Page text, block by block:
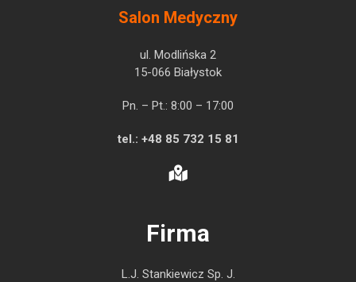
Salon Medyczny
ul. Modlińska 2
15-066 Białystok
Pn. – Pt.: 8:00 – 17:00
tel.: +48 85 732 15 81
Firma
L.J. Stankiewicz Sp. J.